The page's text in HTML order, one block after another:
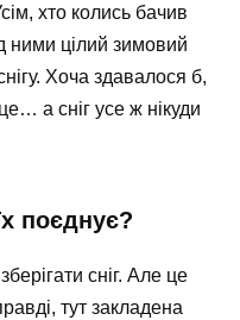
хто колись бачив
ними цілий зимовий
Хоча здавалося б,
а сніг усе ж нікуди
поєднує?
сніг. Але це
тут закладена